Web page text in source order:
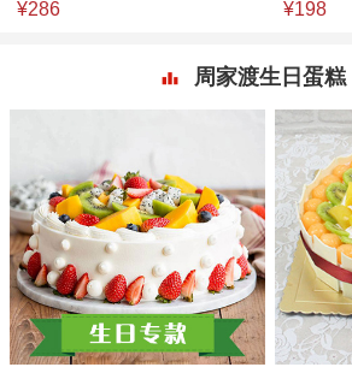
¥286 ¥198
周家渡生日蛋糕